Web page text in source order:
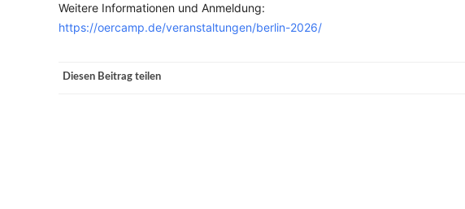
Weitere Informationen und Anmeldung:
https://oercamp.de/veranstaltungen/berlin-2026/
Diesen Beitrag teilen